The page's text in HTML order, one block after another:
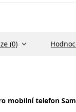
(0)
mobilní telefon